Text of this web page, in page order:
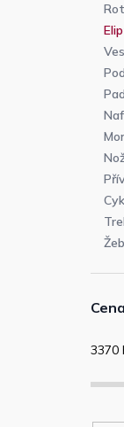
Cena
3370